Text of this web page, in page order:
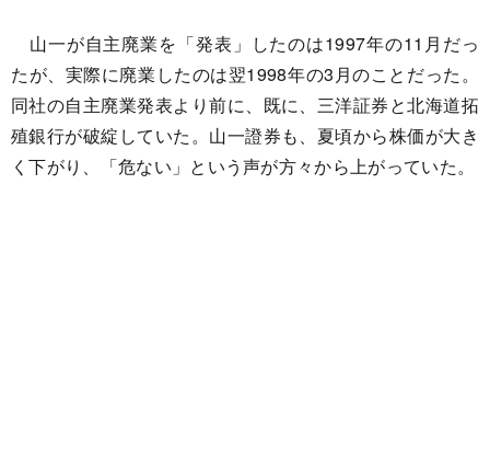
山一が自主廃業を「発表」したのは1997年の11月だっ
たが、実際に廃業したのは翌1998年の3月のことだった。
同社の自主廃業発表より前に、既に、三洋証券と北海道拓
殖銀行が破綻していた。山一證券も、夏頃から株価が大き
く下がり、「危ない」という声が方々から上がっていた。